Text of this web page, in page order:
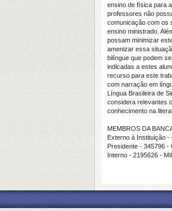
ensino de física para
professores não
comunicação com os
ensino ministrado.
possam minimizar
amenizar essa
bilíngue que podem
indicadas a estes
recurso para este
com narração em
Língua Brasileira de
considera relevantes
conhecimento na
MEMBROS DA
Externo à Instituição
Presidente - 345796 -
Interno - 2195626 -